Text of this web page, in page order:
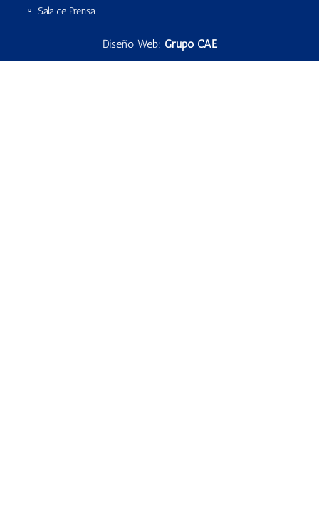
Sala de Prensa
Diseño Web: Grupo CAE